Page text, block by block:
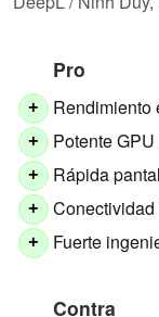
Pro
+ Rendimiento
+ Potente
+ Rápida
+
+ Fuerte
Contra